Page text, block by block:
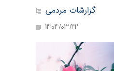
گزارشات مردمی
1404/03/22